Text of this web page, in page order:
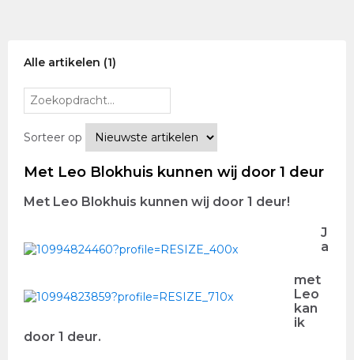
Alle artikelen (1)
Sorteer op
Met Leo Blokhuis kunnen wij door 1 deur
Met Leo Blokhuis kunnen wij door 1 deur!
J
a
met
Leo
kan
ik
door 1 deur.